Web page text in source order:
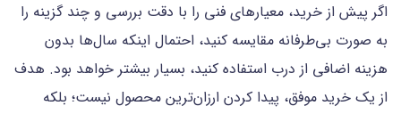
اگر پیش از خرید، معیارهای فنی را با دقت بررسی و چند گزینه را
به صورت بی‌طرفانه مقایسه کنید، احتمال اینکه سال‌ها بدون
هزینه اضافی از درب استفاده کنید، بسیار بیشتر خواهد بود. هدف
از یک خرید موفق، پیدا کردن ارزان‌ترین محصول نیست؛ بلکه